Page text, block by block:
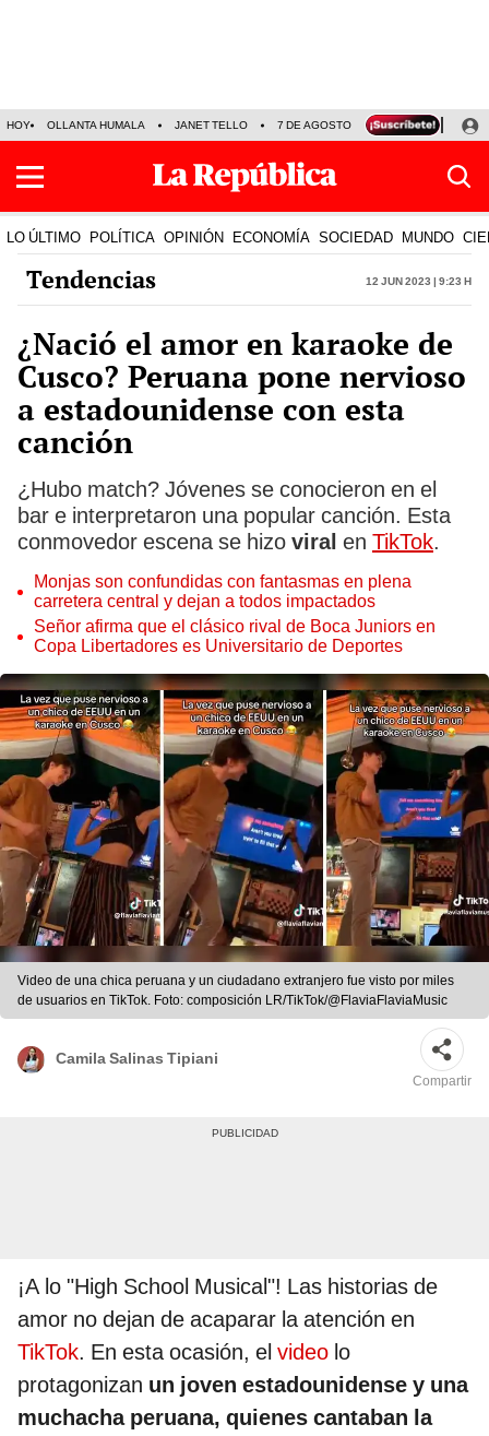
HOY OLLANTA HUMALA JANET TELLO 7 DE AGOSTO TINKA RESULTADOS
LO ÚLTIMO POLÍTICA OPINIÓN ECONOMÍA SOCIEDAD MUNDO
Tendencias 12 Jun 2023 | 9:23 h
¿Nació el amor en karaoke de
Cusco? Peruana pone nervioso
a estadounidense con esta
canción
¿Hubo match? Jóvenes se conocieron en el
bar e interpretaron una popular canción. Esta
conmovedor escena se hizo viral en TikTok.
Monjas son confundidas con fantasmas en plena
carretera central y dejan a todos impactados
Señor afirma que el clásico rival de Boca Juniors en
Copa Libertadores es Universitario de Deportes
Video de una chica peruana y un ciudadano extranjero fue visto por miles
de usuarios en TikTok. Foto: composición LR/TikTok/@FlaviaFlaviaMusic
Camila Salinas Tipiani
Compartir
¡A lo "High School Musical"! Las historias de
amor no dejan de acaparar la atención en
TikTok. En esta ocasión, el video lo
protagonizan un joven estadounidense y una
muchacha peruana, quienes cantaban la